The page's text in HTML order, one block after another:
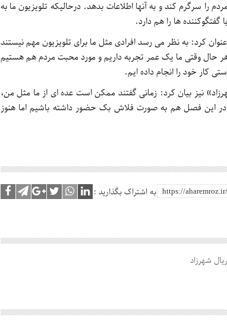
را سرگرم کند و به آنها اطلاعات بدهد. درحالیکه تلویزیون ما به
ها را هم دارد.
کرد: به نظر می رسد افرادی مثل ما برای تلویزیون مهم نیستند
حال وقتی ما یک عمر تجربه داریم و مورد محبت مردم هم هستیم
کار خود را انجام داده ایم.
نیز بیان کرد: زمانی گفتند ممکن است عده ای از ما مثل من،
این فصل هم به صورت فلاش بک حضور داشته باشیم اما هنوز
به اشتراک بگذارید :
شهرزاد